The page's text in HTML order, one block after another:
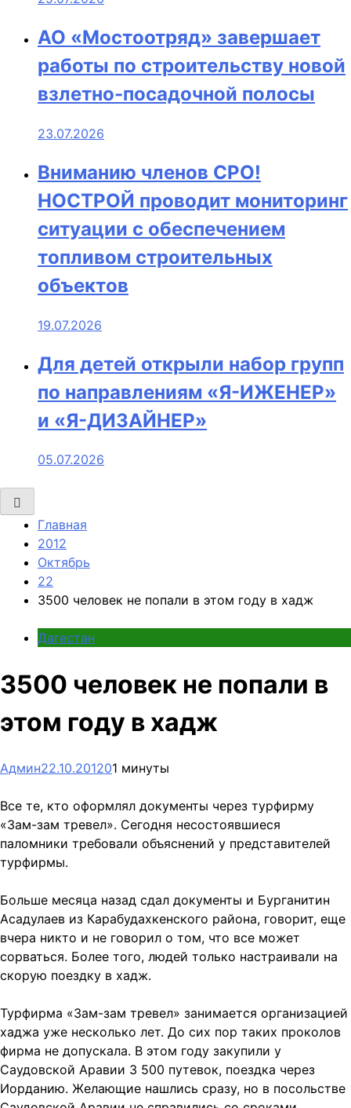
АО «Мостоотряд» завершает
работы по строительству новой
взлетно-посадочной полосы
23.07.2026
Вниманию членов СРО!
НОСТРОЙ проводит мониторинг
ситуации с обеспечением
топливом строительных
объектов
19.07.2026
Для детей открыли набор групп
по направлениям «Я-ИЖЕНЕР»
и «Я-ДИЗАЙНЕР»
05.07.2026
Главная
2012
Октябрь
22
3500 человек не попали в этом году в хадж
Дагестан
3500 человек не попали в
этом году в хадж
Админ22.10.201201 минуты
Все те, кто оформлял документы через турфирму
«Зам-зам тревел». Сегодня несостоявшиеся
паломники требовали объяснений у представителей
турфирмы.
Больше месяца назад сдал документы и Бурганитин
Асадулаев из Карабудахкенского района, говорит, еще
вчера никто и не говорил о том, что все может
сорваться. Более того, людей только настраивали на
скорую поездку в хадж.
Турфирма «Зам-зам тревел» занимается организацией
хаджа уже несколько лет. До сих пор таких проколов
фирма не допускала. В этом году закупили у
Саудовской Аравии 3 500 путевок, поездка через
Иорданию. Желающие нашлись сразу, но в посольстве